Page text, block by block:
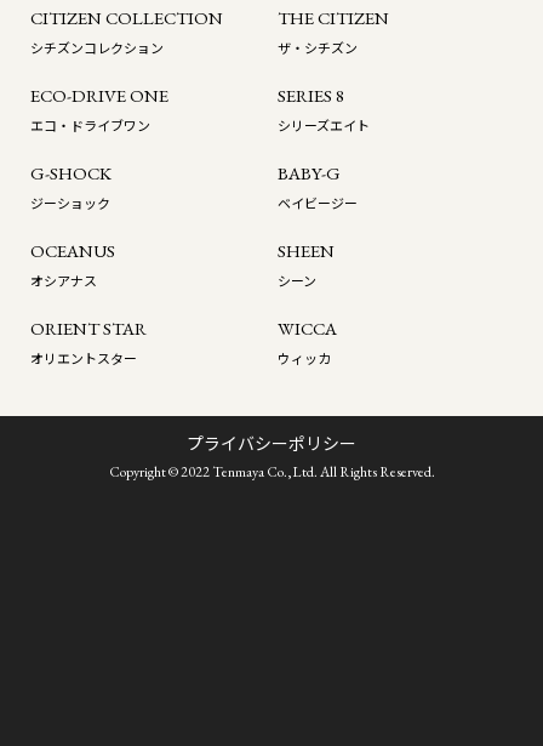
CITIZEN COLLECTION
シチズンコレクション
THE CITIZEN
ザ・シチズン
ECO-DRIVE ONE
エコ・ドライブワン
SERIES 8
シリーズエイト
G-SHOCK
ジーショック
BABY-G
ベイビージー
OCEANUS
オシアナス
SHEEN
シーン
ORIENT STAR
オリエントスター
WICCA
ウィッカ
プライバシーポリシー
Copyright © 2022 Tenmaya Co.,Ltd. All Rights Reserved.